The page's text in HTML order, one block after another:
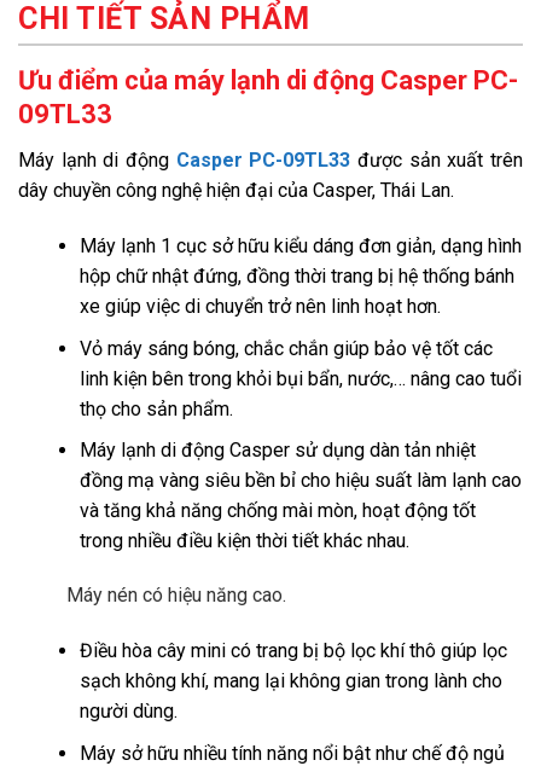
Cường độ dòng điện
Tối đa(5,76A)
Dây dẫn khí nóng
Dài x đường kính
2.1m
Gas sử dụng
220V/50Hz
33.5cm x 32.5cm x 70.8cm
Trọng lượng sản phẩm
24kg
Xuất xứ thương hiệu
Thái Lan
Sản xuất tại
36 tháng
CHI TIẾT SẢN PHẨM
Ưu điểm của máy lạnh di động Casper PC-
09TL33
Máy lạnh di động Casper PC-09TL33 được sản xuất trên
dây chuyền công nghệ hiện đại của Casper, Thái Lan.
Máy lạnh 1 cục sở hữu kiểu dáng đơn giản, dạng hình
hộp chữ nhật đứng, đồng thời trang bị hệ thống bánh
xe giúp việc di chuyển trở nên linh hoạt hơn.
Vỏ máy sáng bóng, chắc chắn giúp bảo vệ tốt các
linh kiện bên trong khỏi bụi bẩn, nước,… nâng cao tuổi
thọ cho sản phẩm.
Máy lạnh di động Casper sử dụng dàn tản nhiệt
đồng mạ vàng siêu bền bỉ cho hiệu suất làm lạnh cao
và tăng khả năng chống mài mòn, hoạt động tốt
trong nhiều điều kiện thời tiết khác nhau.
Máy nén có hiệu năng cao.
Điều hòa cây mini có trang bị bộ lọc khí thô giúp lọc
sạch không khí, mang lại không gian trong lành cho
người dùng.
Máy sở hữu nhiều tính năng nổi bật như chế độ ngủ